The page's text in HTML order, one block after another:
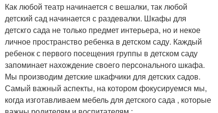
Как любой театр начинается с вешалки, так любой
детский сад начинается с раздевалки. Шкафы для
детскго сада не только предмет интерьера, но и некое
личное пространство ребенка в детском саду. Каждый
ребенок с первого посещения группы в детском саду
запоминает нахождение своего персонального шкафа.
Мы производим детские шкафчики для детских садов.
Самый важный аспекты, на котором фокусируемся мы,
когда изготавливаем мебель для детского сада , которые